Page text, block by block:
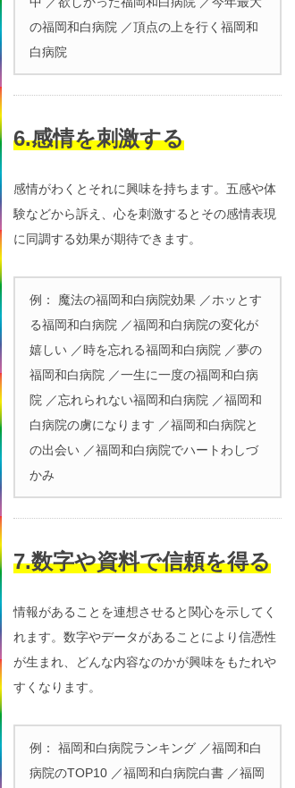
の福岡和白病院 ／頂点の上を行く福岡和
白病院
6.感情を刺激する
感情がわくとそれに興味を持ちます。五感や体
験などから訴え、心を刺激するとその感情表現
に同調する効果が期待できます。
例： 魔法の福岡和白病院効果 ／ホッとす
る福岡和白病院 ／福岡和白病院の変化が
嬉しい ／時を忘れる福岡和白病院 ／夢の
福岡和白病院 ／一生に一度の福岡和白病
院 ／忘れられない福岡和白病院 ／福岡和
白病院の虜になります ／福岡和白病院と
の出会い ／福岡和白病院でハートわしづ
かみ
7.数字や資料で信頼を得る
情報があることを連想させると関心を示してく
れます。数字やデータがあることにより信憑性
が生まれ、どんな内容なのかが興味をもたれや
すくなります。
例： 福岡和白病院ランキング ／福岡和白
病院のTOP10 ／福岡和白病院白書 ／福岡